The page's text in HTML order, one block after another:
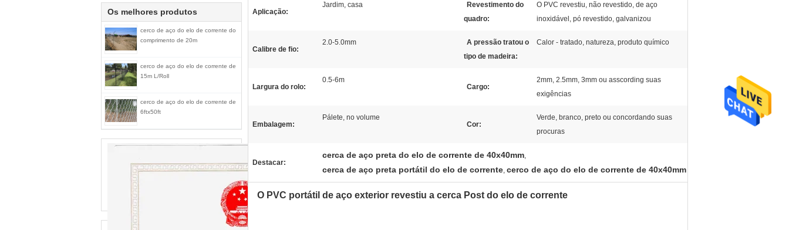
Os melhores produtos
cerco de aço do elo de corrente do
comprimento de 20m
cerco de aço do elo de corrente de
15m L/Roll
cerco de aço do elo de corrente de
6ftx50ft
Aplicação:
Jardim, casa
Revestimento do
quadro:
O PVC revestiu, não revestido, de aço
inoxidável, pó revestido, galvanizou
Calibre de fio:
2.0-5.0mm
A pressão tratou o
tipo de madeira:
Calor - tratado, natureza, produto químico
Largura do rolo:
0.5-6m
Cargo:
2mm, 2.5mm, 3mm ou asscording suas
exigências
Embalagem:
Pálete, no volume
Cor:
Verde, branco, preto ou concordando suas
procuras
Destacar:
cerca de aço preta do elo de corrente de 40x40mm,
cerca de aço preta portátil do elo de corrente, cerco de aço do elo de corrente de 40x40mm
O PVC portátil de aço exterior revestiu a cerca Post do elo de corrente